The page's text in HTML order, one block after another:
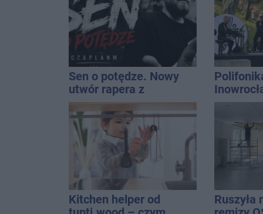
Sen o potędze. Nowy
utwór rapera z
Inowrocławia przeciwko
uzależnieniom
Kitchen helper od
Ruszyła